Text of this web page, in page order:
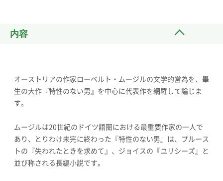
内容
オーストリアの作家ローベルト・ムージルの文学的営為を、畢
生の大作『特性のない男』を中心に代表作を網羅して論じま
す。
ムージルは20世紀のドイツ語圏における最重要作家の一人で
あり、とりわけ未完に終わった『特性のない男』は、プルース
トの『失われたときを求めて』、ジョイスの『ユリシーズ』と
並び称される長編小説です。